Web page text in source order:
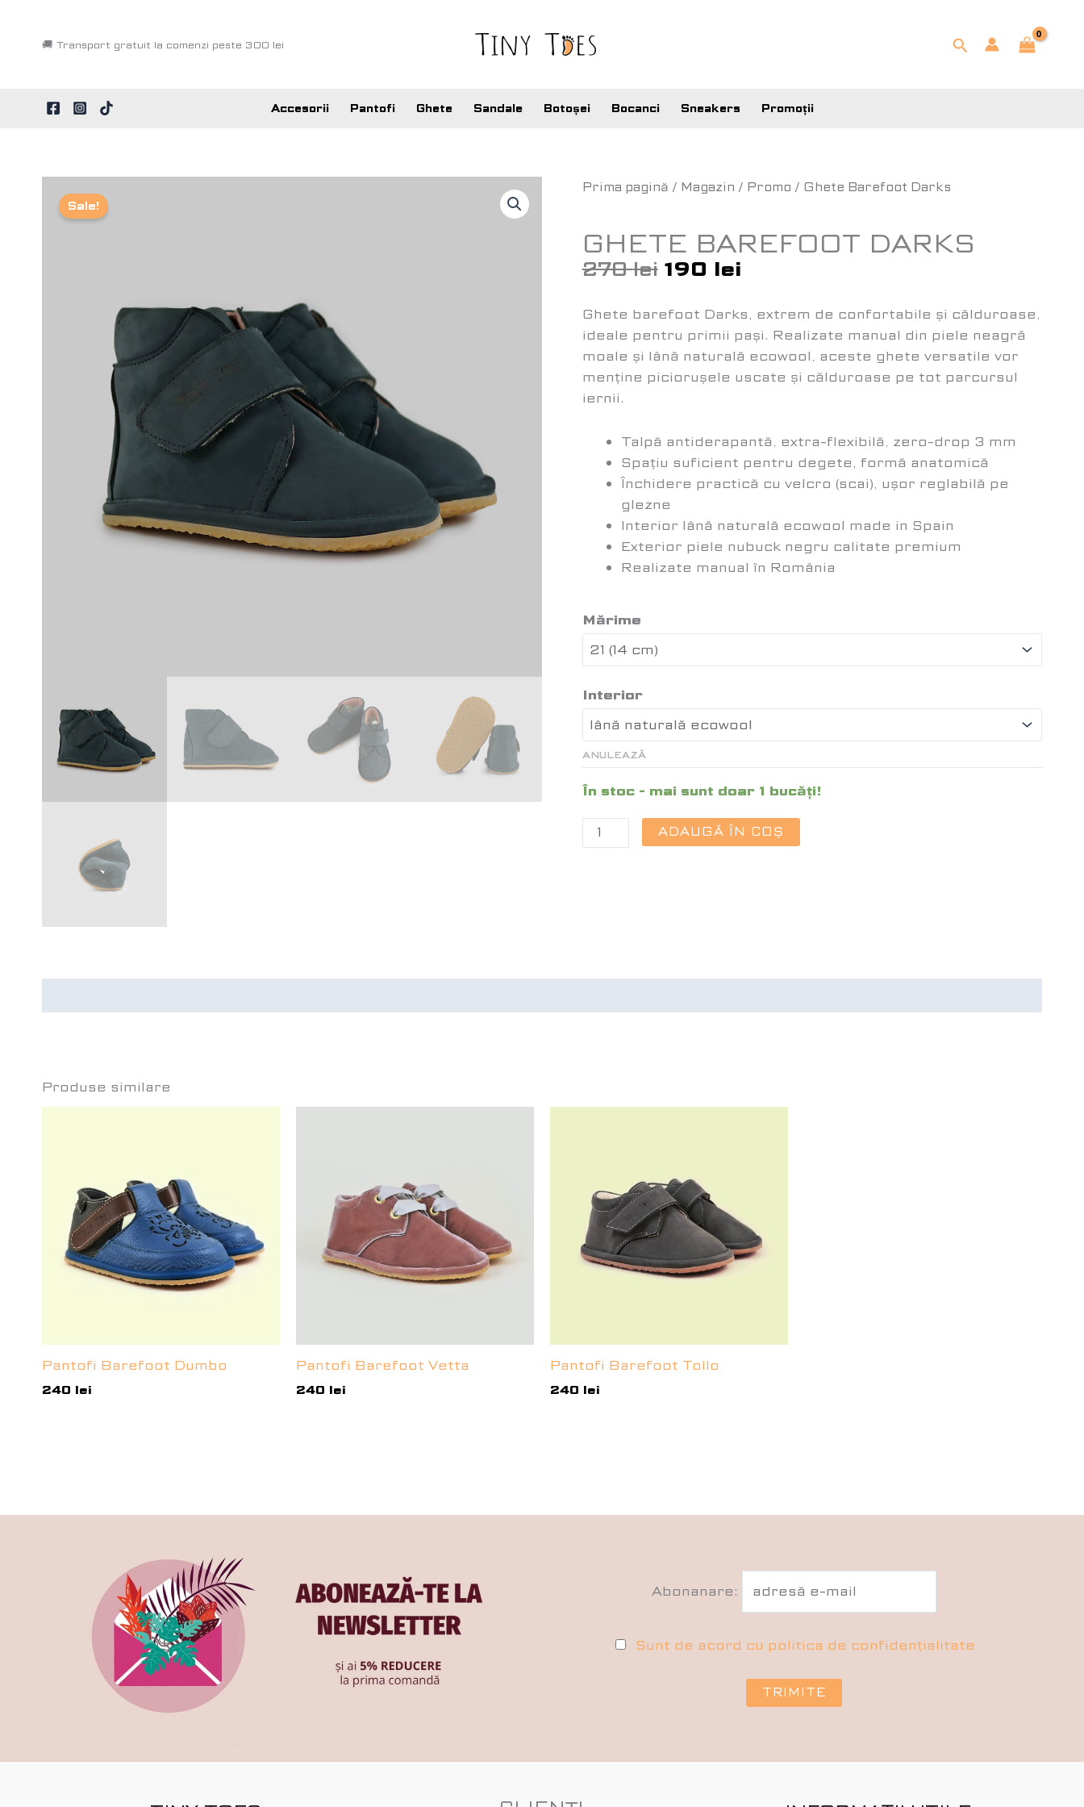
content
🚚 Transport gratuit la comenzi peste 300 lei Search
Accesorii Pantofi Ghete Sandale Botoșei Bocanci Sneakers Promoții
Sale!
Prima pagină / Magazin / Promo / Ghete Barefoot Darks
GHETE BAREFOOT DARKS
270lei
Prețul
a
fost:
270 lei.
190 lei
Prețul
este:
190 lei.
Ghete barefoot Darks, extrem de confortabile și călduroase,
ideale pentru primii pași. Realizate manual din piele neagră
moale și lână naturală ecowool, aceste ghete versatile vor
menține piciorușele uscate și călduroase pe tot parcursul
iernii.
Talpă antiderapantă, extra-flexibilă, zero-drop 3 mm
Spațiu suficient pentru degete, formă anatomică
Închidere practică cu velcro (scai), ușor reglabilă pe
glezne
Interior lână naturală ecowool made in Spain
Exterior piele nubuck negru calitate premium
Realizate manual în România
Mărime
Interior
ANULEAZĂ
În stoc - mai sunt doar 1 bucăți!
Cantitate
Darks
ADAUGĂ ÎN COȘ
Produse similare
Pantofi Barefoot Dumbo
240 lei
Pantofi Barefoot Vetta
240 lei
Pantofi Barefoot Tollo
240 lei
Abonanare:
Sunt de acord cu politica de confidențialitate